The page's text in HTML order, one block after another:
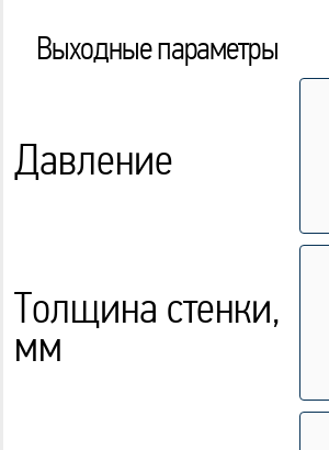
Выходные параметры
Давление
Толщина стенки,
мм